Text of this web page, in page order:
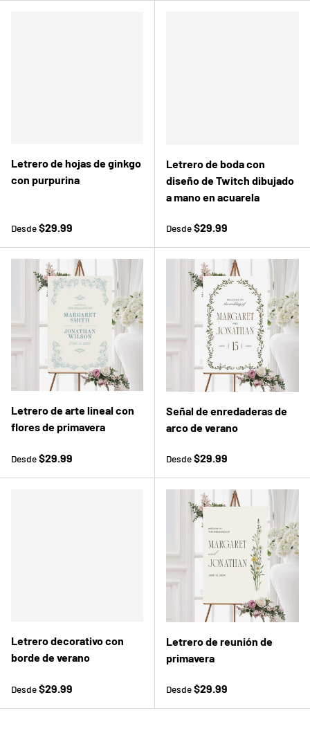
Letrero de hojas de ginkgo
con purpurina
Precio normal
Desde$29.99
Letrero de boda con
diseño de Twitch dibujado
a mano en acuarela
Precio normal
Desde$29.99
Letrero de arte lineal con
flores de primavera
Precio normal
Desde$29.99
Señal de enredaderas de
arco de verano
Precio normal
Desde$29.99
Letrero decorativo con
borde de verano
Precio normal
Desde$29.99
Letrero de reunión de
primavera
Precio normal
Desde$29.99